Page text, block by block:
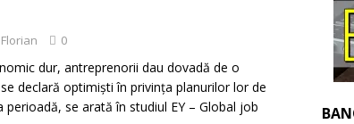
0
dur, antreprenorii dau dovadă de o
declară optimişti în privinţa planurilor lor de
se arată în studiul EY – Global job